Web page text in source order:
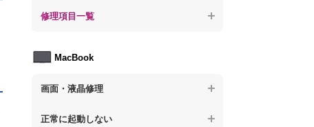
【ノートパソコン】その他の起動しない問
【ノートパソコン】データ取り出しのその
【ノートパソコン】ウィルスにより正常動
【ノートパソコン】セキュリティ対策をし
【ノートパソコン】ウィルス感染のその他
【ノートパソコン】事例紹介
修理項目一覧
【ノートパソコン】電源故障
【ノートパソコン】液晶ディスプレイ交換
MacBook
画面・液晶修理
【macbook】画面の割れ・破損
正常に起動しない